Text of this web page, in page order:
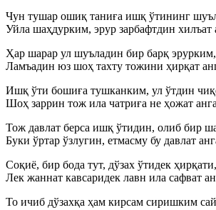
Чун тушар ошиқ таниға ишқ ўтининг
Уйла шаҳдурким, эрур зарбафтдин хилъат
Ҳар шарар ул шуъладин бир барқ
Ламъадин юз шоҳ тахту тожини ҳирқат
Ишқ ўти бошиға тушканким, ул ўтдин
Шоҳ заррин тож ила чатриға не ҳожат
Тож давлат берса ишқ ўтидин, олиб бир
Буки ўртар ўзлугин, етмасму бу давлат
Соқиё, бир бода тут, дўзах ўтидек ҳирқати,
Лек жаннат кавсаридек лавн ила сафват
То ичиб дўзахқа ҳам кирсам сиришким